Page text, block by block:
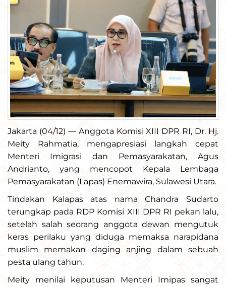
Jakarta (04/12) — Anggota Komisi XIII DPR RI, Dr. Hj.
Meity Rahmatia, mengapresiasi langkah cepat
Menteri Imigrasi dan Pemasyarakatan, Agus
Andrianto, yang mencopot Kepala Lembaga
Pemasyarakatan (Lapas) Enemawira, Sulawesi Utara.
Tindakan Kalapas atas nama Chandra Sudarto
terungkap pada RDP Komisi XIII DPR RI pekan lalu,
setelah salah seorang anggota dewan mengutuk
keras perilaku yang diduga memaksa narapidana
muslim memakan daging anjing dalam sebuah
pesta ulang tahun.
Meity menilai keputusan Menteri Imipas sangat